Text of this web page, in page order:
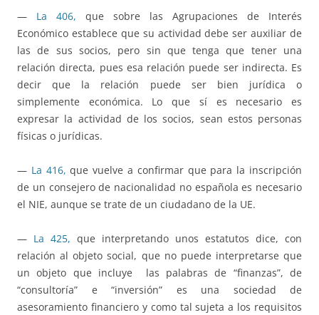
— La 406, que sobre las Agrupaciones de Interés
Económico establece que su actividad debe ser auxiliar de
las de sus socios, pero sin que tenga que tener una
relación directa, pues esa relación puede ser indirecta. Es
decir que la relación puede ser bien jurídica o
simplemente económica. Lo que sí es necesario es
expresar la actividad de los socios, sean estos personas
físicas o jurídicas.
— La 416, que vuelve a confirmar que para la inscripción
de un consejero de nacionalidad no española es necesario
el NIE, aunque se trate de un ciudadano de la UE.
— La 425, que interpretando unos estatutos dice, con
relación al objeto social, que no puede interpretarse que
un objeto que incluye las palabras de “finanzas”, de
“consultoría” e “inversión” es una sociedad de
asesoramiento financiero y como tal sujeta a los requisitos